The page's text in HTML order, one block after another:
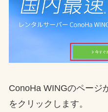
ConoHa WINGのページ
をクリックします。